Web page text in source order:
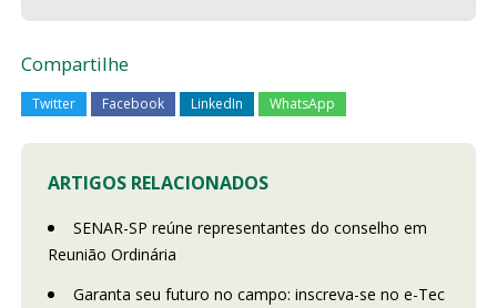
Compartilhe
Twitter Facebook LinkedIn WhatsApp
ARTIGOS RELACIONADOS
SENAR-SP reúne representantes do conselho em
Reunião Ordinária
Garanta seu futuro no campo: inscreva-se no e-Tec